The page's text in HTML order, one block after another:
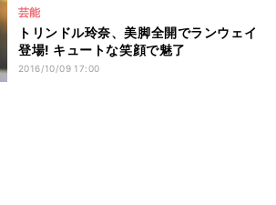
芸能
トリンドル玲奈、美脚全開でランウェイ
登場! キュートな笑顔で魅了
2016/10/09 17:00